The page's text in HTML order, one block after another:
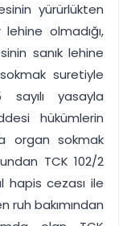
yürürlükten
lehine olmadığı,
sanık lehine
suretiyle
yasayla
hükümlerin
organ sokmak
TCK 102/2
hapis cezası ile
ruh bakımından